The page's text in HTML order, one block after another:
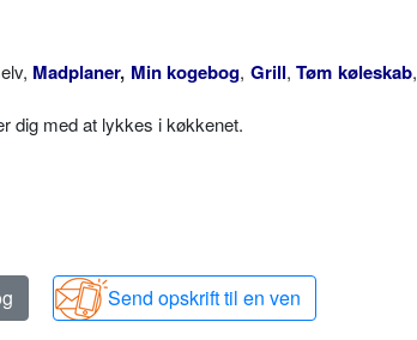
Madplaner, Min kogebog, Grill,Tøm køleskab,
dig med at lykkes i køkkenet.
Send opskrift til en ven